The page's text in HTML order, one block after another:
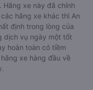
Hãng xe này đã chính
hãng xe khác thì An
định trong lòng của
dịch vụ ngày một tốt
hoàn toàn có tiềm
xe hàng đầu về